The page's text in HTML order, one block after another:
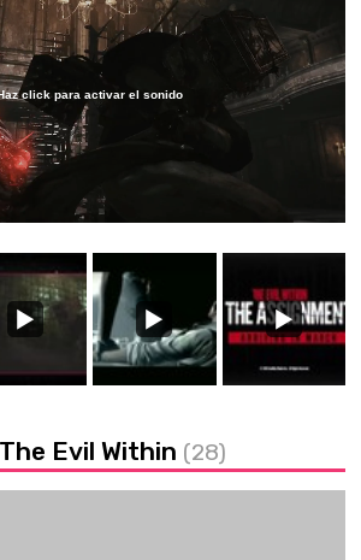
Unmute
:
click para activar el sonido
Evil Within (28)